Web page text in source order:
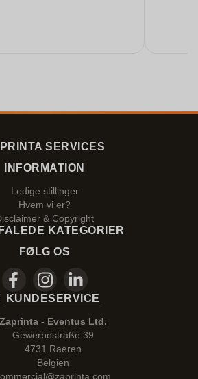
SERVICES
INFORMATION
Ledige stillinger
Hvem vi er?
& Copyright
KATEGORIER
FØLG OS
KUNDESERVICE
Zaprinta - Eventus Ltd.
Gewerbestraße 39
4731 Raeren
Belgien